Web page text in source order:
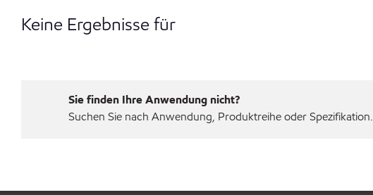
Keine Ergebnisse für
Sie finden Ihre Anwendung nicht?
Suchen Sie nach Anwendung, Produktreihe oder Spezifikation.